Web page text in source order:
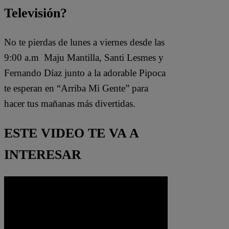
Televisión?
No te pierdas de lunes a viernes desde las
9:00 a.m Maju Mantilla, Santi Lesmes y
Fernando Díaz junto a la adorable Pipoca
te esperan en “Arriba Mi Gente” para
hacer tus mañanas más divertidas.
ESTE VIDEO TE VA A
INTERESAR